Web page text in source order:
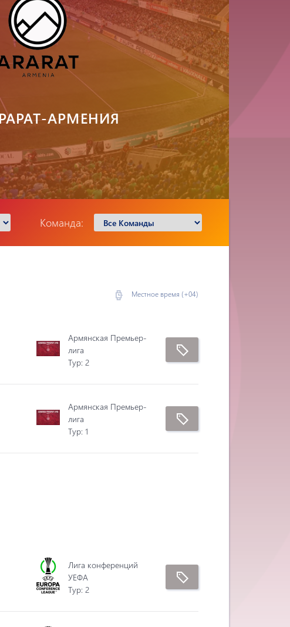
АРМЕНИЯ
Команда:
Местное время (+04)
Армянская Премьер-
лига
Tур: 2
Армянская Премьер-
лига
Tур: 1
Лига конференций
УЕФА
Tур: 2